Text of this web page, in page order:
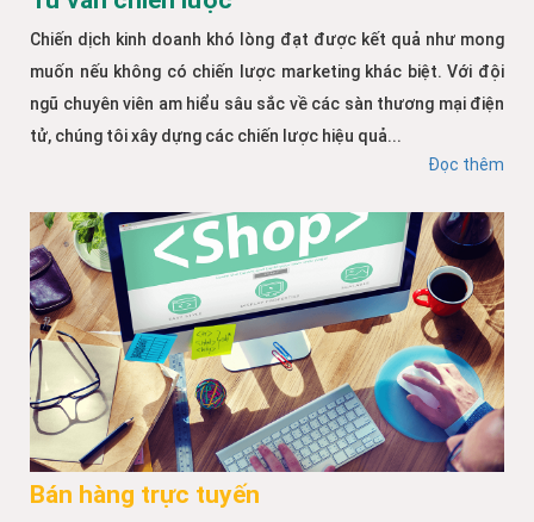
Chiến dịch kinh doanh khó lòng đạt được kết quả như mong
muốn nếu không có chiến lược marketing khác biệt. Với đội
ngũ chuyên viên am hiểu sâu sắc về các sàn thương mại điện
tử, chúng tôi xây dựng các chiến lược hiệu quả...
Đọc thêm
Bán hàng trực tuyến